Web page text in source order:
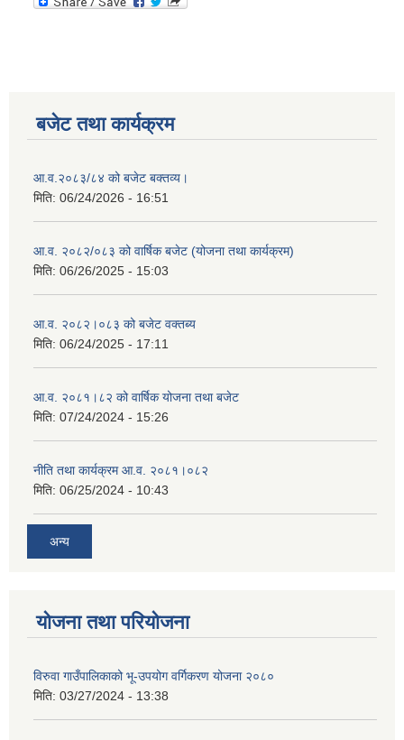
बजेट तथा कार्यक्रम
आ.व.२०८३/८४ को बजेट बक्तव्य।
मिति: 06/24/2026 - 16:51
आ.व. २०८२/०८३ को वार्षिक बजेट (योजना तथा कार्यक्रम)
मिति: 06/26/2025 - 15:03
आ.व. २०८२।०८३ को बजेट वक्तब्य
मिति: 06/24/2025 - 17:11
आ.व. २०८१।८२ को वार्षिक योजना तथा बजेट
मिति: 07/24/2024 - 15:26
नीति तथा कार्यक्रम आ.व. २०८१।०८२
मिति: 06/25/2024 - 10:43
अन्य
योजना तथा परियोजना
विरुवा गाउँपालिकाको भू-उपयोग वर्गिकरण योजना २०८०
मिति: 03/27/2024 - 13:38